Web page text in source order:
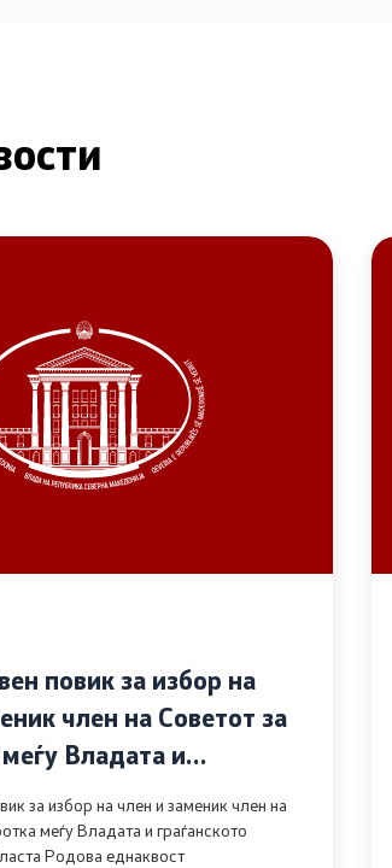
повик за избор на
член на Советот за
Владата и
општество во областа
за избор на член и заменик член на
меѓу Владата и граѓанското
Родова еднаквост